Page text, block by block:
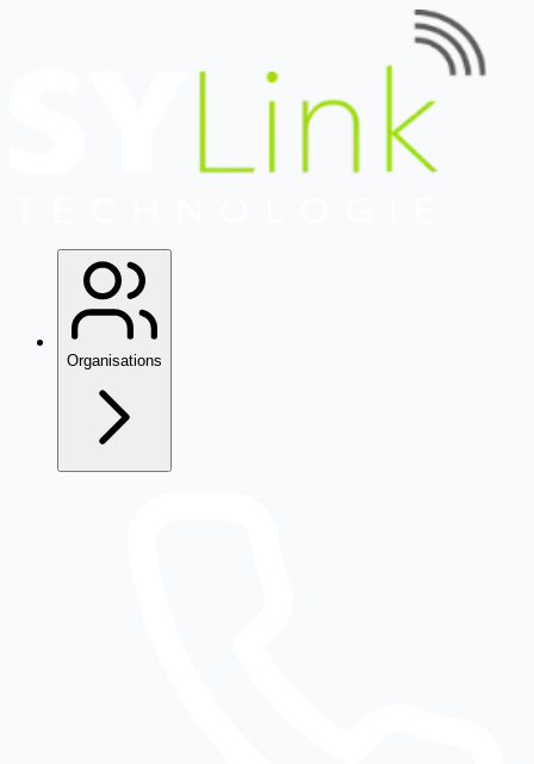
Organisations